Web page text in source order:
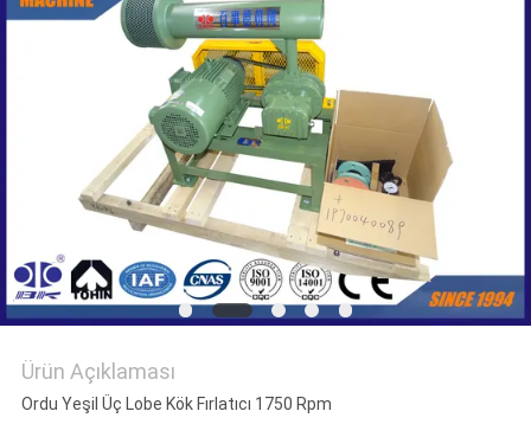
PRIVACY
POLICY
Ürün Açıklaması
Ordu Yeşil Üç Lobe Kök Fırlatıcı 1750 Rpm